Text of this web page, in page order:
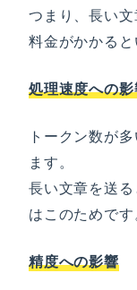
つまり、長い
料金がかかると
処理速度への
トークン数が
ます。
長い文章を送
はこのためです
精度への影響